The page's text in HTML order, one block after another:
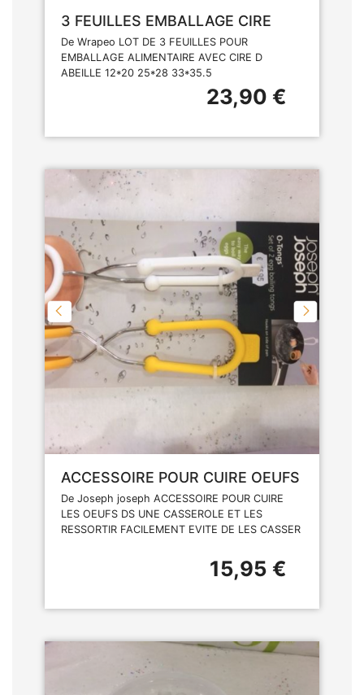
3 FEUILLES EMBALLAGE CIRE
De Wrapeo LOT DE 3 FEUILLES POUR
EMBALLAGE ALIMENTAIRE AVEC CIRE D
ABEILLE 12*20 25*28 33*35.5
23,90 €
ACCESSOIRE POUR CUIRE OEUFS
De Joseph joseph ACCESSOIRE POUR CUIRE
LES OEUFS DS UNE CASSEROLE ET LES
RESSORTIR FACILEMENT EVITE DE LES CASSER
15,95 €